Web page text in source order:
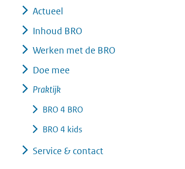
geweigerd.
Actueel
Inhoud BRO
Werken met de BRO
Doe mee
Praktijk
BRO 4 BRO
BRO 4 kids
Service & contact